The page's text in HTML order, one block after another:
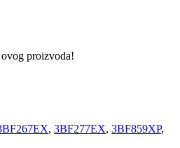
proizvoda!
, 3BF277EX, 3BF859XP,